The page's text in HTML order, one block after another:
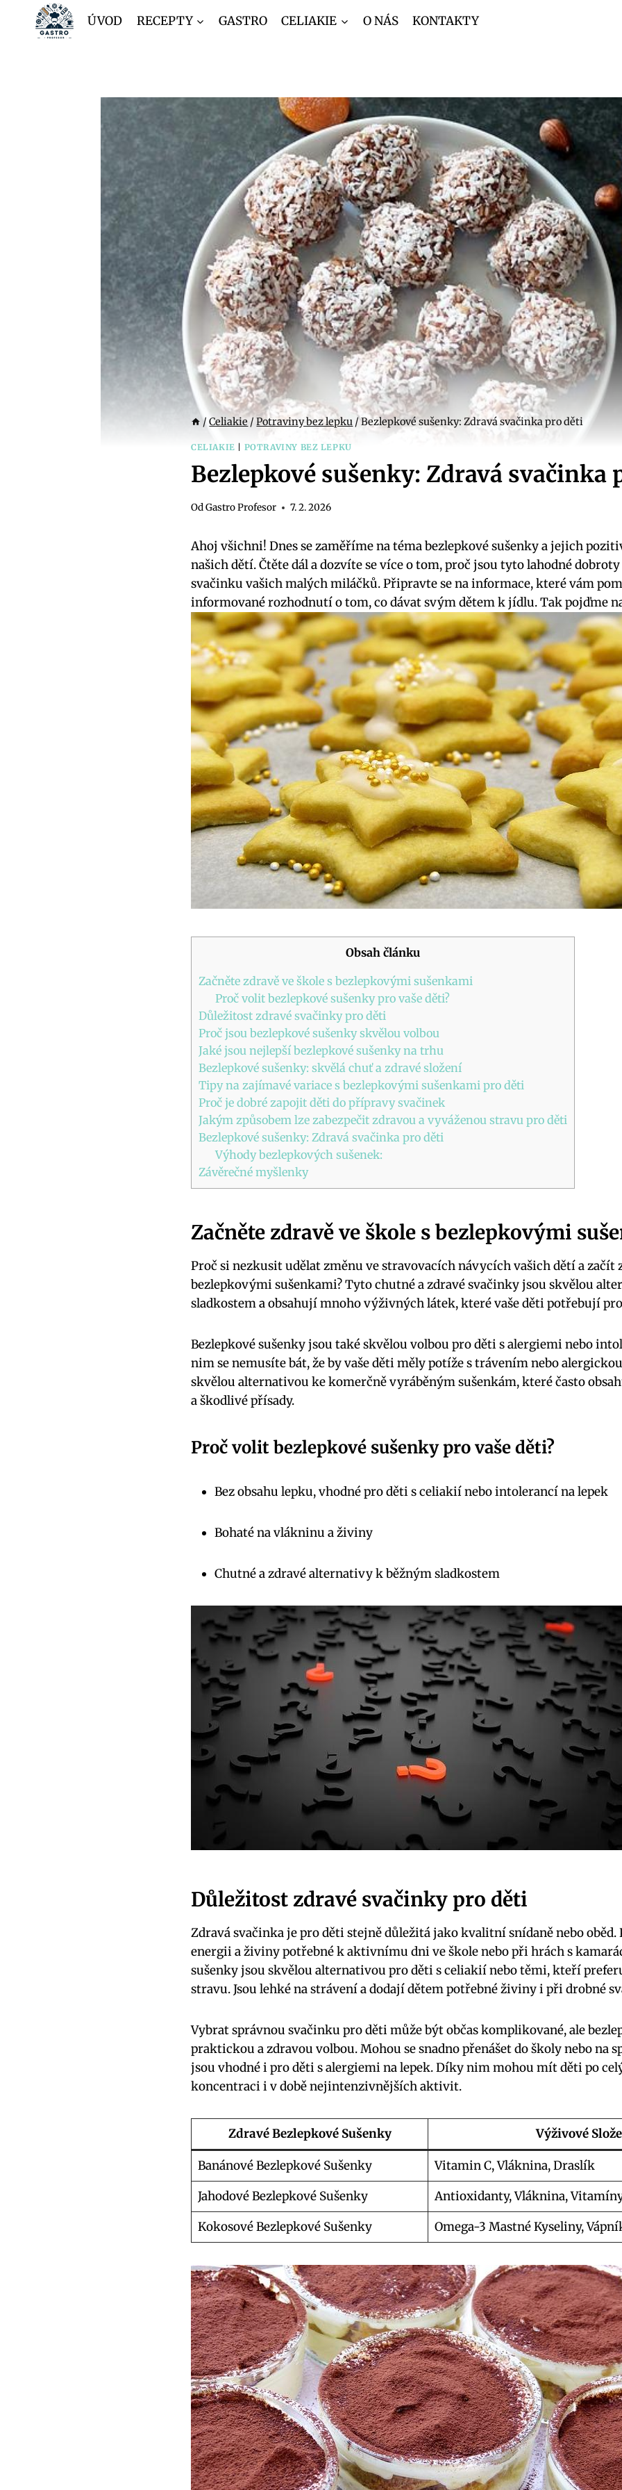
Přeskočit
ÚVOD RECEPTY GASTRO CELIAKIE O NÁS KONTAKTY
/ Celiakie / Potraviny bez lepku /Bezlepkové sušenky: Zdravá svačinka pro děti
CELIAKIE | POTRAVINY BEZ LEPKU
Bezlepkové sušenky: Zdravá svačinka
OdGastro Profesor 7. 2. 2026
Ahoj všichni! Dnes se zaměříme na téma bezlepkové sušenky a jejich
našich dětí. Čtěte dál a dozvíte se více o tom, proč jsou tyto lahodné
svačinku vašich malých miláčků. Připravte se na informace, které vám
informované rozhodnutí o tom, co dávat svým dětem k jídlu. Tak pojďme
Obsah článku
Začněte zdravě ve škole s bezlepkovými sušenkami
Proč volit bezlepkové sušenky pro vaše děti?
Důležitost zdravé svačinky pro děti
Proč jsou bezlepkové sušenky skvělou volbou
Jaké jsou nejlepší bezlepkové sušenky na trhu
Bezlepkové sušenky: skvělá chuť a zdravé složení
Tipy na zajímavé variace s bezlepkovými sušenkami pro děti
Proč je dobré zapojit děti do přípravy svačinek
Jakým způsobem lze zabezpečit zdravou a vyváženou stravu pro děti
Bezlepkové sušenky: Zdravá svačinka pro děti
Výhody bezlepkových sušenek:
Závěrečné myšlenky
Začněte zdravě ve škole s bezlepkovými
Proč si nezkusit udělat změnu ve stravovacích návycích vašich dětí a začít
bezlepkovými sušenkami? Tyto chutné a zdravé svačinky jsou skvělou
sladkostem a obsahují mnoho výživných látek, které vaše děti potřebují
Bezlepkové sušenky jsou také skvělou volbou pro děti s alergiemi nebo
nim se nemusíte bát, že by vaše děti měly potíže s trávením nebo
skvělou alternativou ke komerčně vyráběným sušenkám, které často
a škodlivé přísady.
Proč volit bezlepkové sušenky pro vaše děti?
Bez obsahu lepku, vhodné pro děti s celiakií nebo intolerancí na lepek
Bohaté na vlákninu a živiny
Chutné a zdravé alternativy k běžným sladkostem
Důležitost zdravé svačinky pro děti
Zdravá svačinka je pro děti stejně důležitá jako kvalitní snídaně nebo
energii a živiny potřebné k aktivnímu dni ve škole nebo při hrách s
sušenky jsou skvělou alternativou pro děti s celiakií nebo těmi, kteří
stravu. Jsou lehké na strávení a dodají dětem potřebné živiny i při drobné
Vybrat správnou svačinku pro děti může být občas komplikované, ale
praktickou a zdravou volbou. Mohou se snadno přenášet do školy nebo na
jsou vhodné i pro děti s alergiemi na lepek. Díky nim mohou mít děti po
koncentraci i v době nejintenzivnějších aktivit.
Zdravé Bezlepkové Sušenky Výživové
Banánové Bezlepkové Sušenky
Vitamin C, Vláknina, Draslík
Jahodové Bezlepkové Sušenky
Antioxidanty, Vláknina,
Kokosové Bezlepkové Sušenky
Omega-3 Mastné Kyseliny,